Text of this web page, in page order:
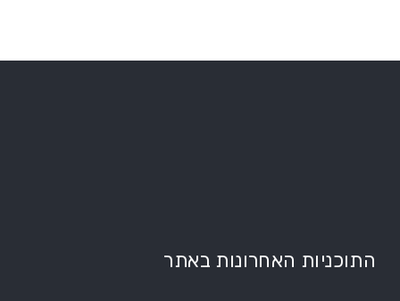
התוכניות האחרונות באתר